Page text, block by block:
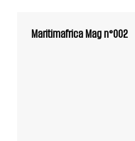
Maritimafrica Mag n°002